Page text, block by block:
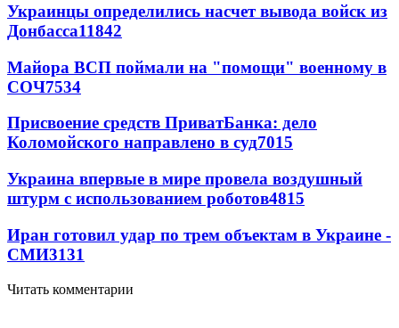
Украинцы определились насчет вывода войск из
Донбасса11842
Майора ВСП поймали на "помощи" военному в
СОЧ7534
Присвоение средств ПриватБанка: дело
Коломойского направлено в суд7015
Украина впервые в мире провела воздушный
штурм с использованием роботов4815
Иран готовил удар по трем объектам в Украине -
СМИ3131
Читать комментарии